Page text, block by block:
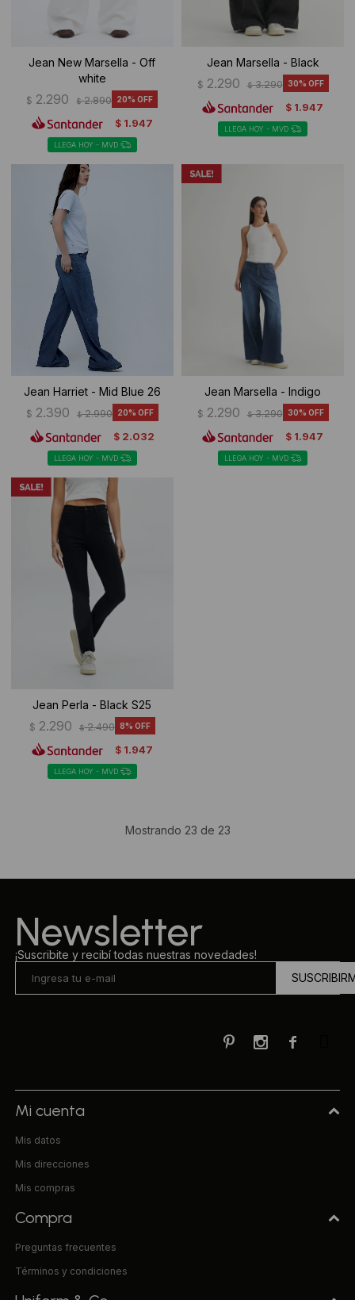
Jean New Marsella - Off
white
$ 2.290 $ 2.890 20
$ 1.947
LLEGA HOY - MVD
Jean Marsella - Black
$ 2.290 $ 3.290 30
$ 1.947
LLEGA HOY - MVD
Jean Harriet - Mid Blue 26
$ 2.390 $ 2.990 20
$ 2.032
LLEGA HOY - MVD
Jean Marsella - Indigo
$ 2.290 $ 3.290 30
$ 1.947
LLEGA HOY - MVD
Jean Perla - Black S25
$ 2.290 $ 2.490 8
$ 1.947
LLEGA HOY - MVD
Mostrando 23 de 23
Newsletter
¡Suscribite y recibí todas nuestras novedades!

 
Mi cuenta
Mis datos
Mis direcciones
Mis compras
Compra
Preguntas frecuentes
Términos y condiciones